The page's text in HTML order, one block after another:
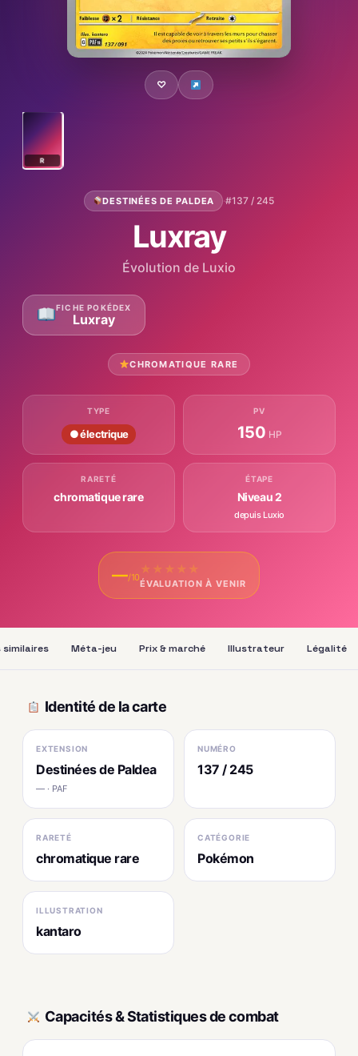
♡
R
DESTINÉES DE PALDEA ·#137 / 245
Luxray
Évolution de Luxio
FICHE POKÉDEX
Luxray
CHROMATIQUE RARE
TYPE
● électrique
PV
150 HP
RARETÉ
chromatique rare
ÉTAPE
Niveau 2
depuis Luxio
—/10
★ ★ ★ ★ ★
ÉVALUATION À VENIR
similaires Méta-jeu Prix & marché Illustrateur Légalité
Identité de la carte
EXTENSION
Destinées de Paldea
— · PAF
NUMÉRO
137 / 245
RARETÉ
chromatique rare
CATÉGORIE
Pokémon
ILLUSTRATION
kantaro
Capacités & Statistiques de combat